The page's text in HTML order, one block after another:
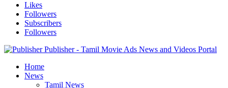
Likes
Followers
Subscribers
Followers
Publisher - Tamil Movie Ads News and Videos Portal
Home
News
Tamil News